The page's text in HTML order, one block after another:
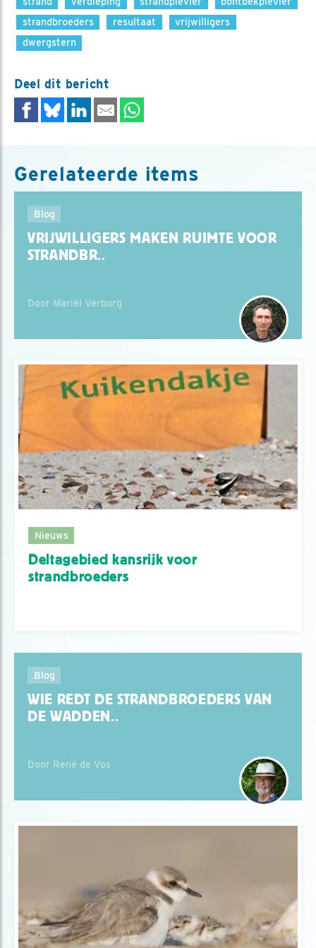
strandbroeders
resultaat
vrijwilligers
dwergstern
Deel dit bericht
Gerelateerde items
Blog
VRIJWILLIGERS MAKEN RUIMTE VOOR
STRANDBR..
Door Mariël Verburg
Nieuws
Deltagebied kansrijk voor
strandbroeders
Blog
WIE REDT DE STRANDBROEDERS VAN
DE WADDEN..
Door René de Vos